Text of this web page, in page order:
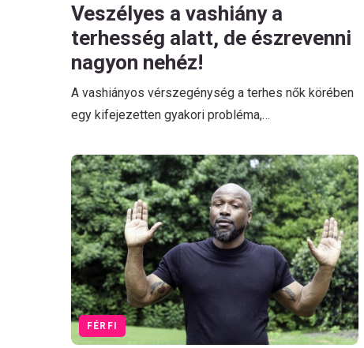
Veszélyes a vashiány a
terhesség alatt, de észrevenni
nagyon nehéz!
A vashiányos vérszegénység a terhes nők körében
egy kifejezetten gyakori probléma,…
FÉRFI